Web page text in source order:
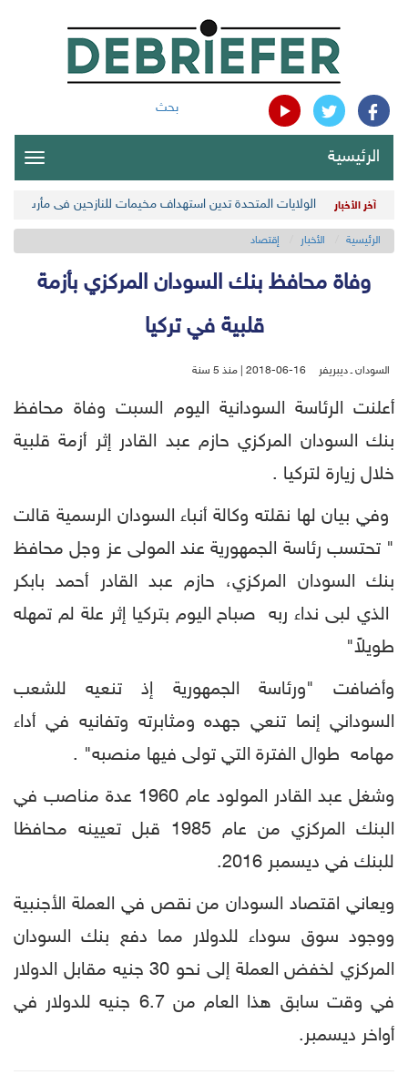
بحث
الرئيسية
آخر الأخبار الولايات المتحدة تدين استهداف مخيمات للنازحين في مأرب
الرئيسية الأخبار إقتصاد
وفاة محافظ بنك السودان المركزي بأزمة
قلبية في تركيا
السودان ـ ديبريفر 2018-06-16 | منذ 5 سنة
أعلنت الرئاسة السودانية اليوم السبت وفاة محافظ
بنك السودان المركزي حازم عبد القادر إثر أزمة قلبية
خلال زيارة لتركيا .
وفي بيان لها نقلته وكالة أنباء السودان الرسمية قالت
" تحتسب رئاسة الجمهورية عند المولى عز وجل محافظ
بنك السودان المركزي، حازم عبد القادر أحمد بابكر
الذي لبى نداء ربه صباح اليوم بتركيا إثر علة لم تمهله
طويلاً"
وأضافت "ورئاسة الجمهورية إذ تنعيه للشعب
السوداني إنما تنعي جهده ومثابرته وتفانيه في أداء
مهامه طوال الفترة التي تولى فيها منصبه" .
وشغل عبد القادر المولود عام 1960 عدة مناصب في
البنك المركزي من عام 1985 قبل تعيينه محافظا
للبنك في ديسمبر 2016.
ويعاني اقتصاد السودان من نقص في العملة الأجنبية
ووجود سوق سوداء للدولار مما دفع بنك السودان
المركزي لخفض العملة إلى نحو 30 جنيه مقابل الدولار
في وقت سابق هذا العام من 6.7 جنيه للدولار في
أواخر ديسمبر.